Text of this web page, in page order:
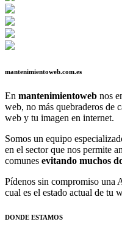
mantenimientoweb.com.es
En mantenimientoweb nos
web, no más quebraderos de
web y tu imagen en internet.
Somos un equipo
en el sector que nos permite
comunes evitando muchos
Pídenos sin compromiso una
cual es el estado actual de tu
DONDE ESTAMOS